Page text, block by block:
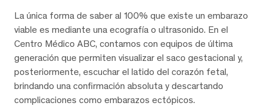
La única forma de saber al 100% que existe un embarazo
viable es mediante una ecografía o ultrasonido. En el
Centro Médico ABC, contamos con equipos de última
generación que permiten visualizar el saco gestacional y,
posteriormente, escuchar el latido del corazón fetal,
brindando una confirmación absoluta y descartando
complicaciones como embarazos ectópicos.